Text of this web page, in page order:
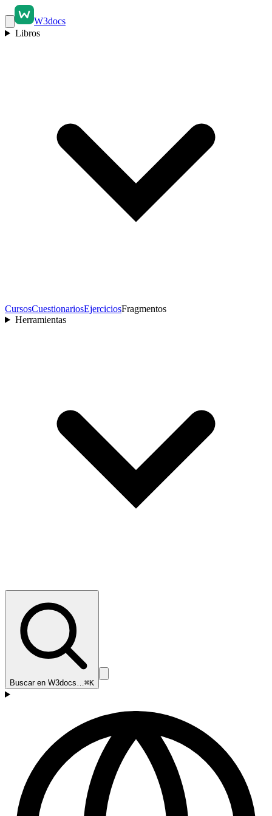
W3docs
Libros
CursosCuestionariosEjerciciosFragmentos
Herramientas
Buscar en W3docs…⌘K